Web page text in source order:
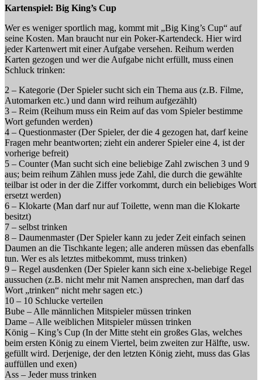
Kartenspiel: Big King’s Cup
Wer es weniger sportlich mag, kommt mit „Big King’s Cup“ auf
seine Kosten. Man braucht nur ein Poker-Kartendeck. Hier wird
jeder Kartenwert mit einer Aufgabe versehen. Reihum werden
Karten gezogen und wer die Aufgabe nicht erfüllt, muss einen
Schluck trinken:
2 – Kategorie (Der Spieler sucht sich ein Thema aus (z.B. Filme,
Automarken etc.) und dann wird reihum aufgezählt)
3 – Reim (Reihum muss ein Reim auf das vom Spieler bestimme
Wort gefunden werden)
4 – Questionmaster (Der Spieler, der die 4 gezogen hat, darf keine
Fragen mehr beantworten; zieht ein anderer Spieler eine 4, ist der
vorherige befreit)
5 – Counter (Man sucht sich eine beliebige Zahl zwischen 3 und 9
aus; beim reihum Zählen muss jede Zahl, die durch die gewählte
teilbar ist oder in der die Ziffer vorkommt, durch ein beliebiges Wort
ersetzt werden)
6 – Klokarte (Man darf nur auf Toilette, wenn man die Klokarte
besitzt)
7 – selbst trinken
8 – Daumenmaster (Der Spieler kann zu jeder Zeit einfach seinen
Daumen an die Tischkante legen; alle anderen müssen das ebenfalls
tun. Wer es als letztes mitbekommt, muss trinken)
9 – Regel ausdenken (Der Spieler kann sich eine x-beliebige Regel
aussuchen (z.B. nicht mehr mit Namen ansprechen, man darf das
Wort „trinken“ nicht mehr sagen etc.)
10 – 10 Schlucke verteilen
Bube – Alle männlichen Mitspieler müssen trinken
Dame – Alle weiblichen Mitspieler müssen trinken
König – King’s Cup (In der Mitte steht ein großes Glas, welches
beim ersten König zu einem Viertel, beim zweiten zur Hälfte, usw.
gefüllt wird. Derjenige, der den letzten König zieht, muss das Glas
auffüllen und exen)
Ass – Jeder muss trinken